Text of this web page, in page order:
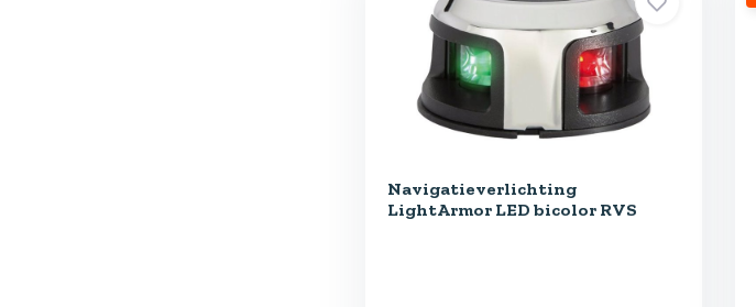
Navigatieverlichting
LightArmor LED bicolor RVS